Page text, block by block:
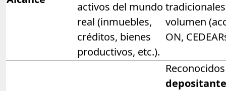
activos del mundo
real (inmuebles,
créditos, bienes
productivos, etc.).
volumen
ON,